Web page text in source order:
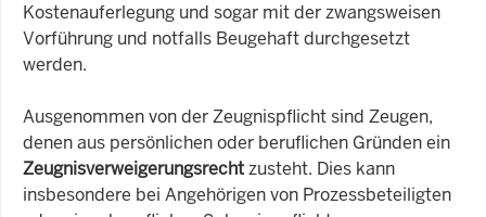
Kostenauferlegung und sogar mit der zwangsweisen
Vorführung und notfalls Beugehaft durchgesetzt
werden.
Ausgenommen von der Zeugnispflicht sind Zeugen,
denen aus persönlichen oder beruflichen Gründen ein
Zeugnisverweigerungsrechtzusteht. Dies kann
insbesondere bei Angehörigen von Prozessbeteiligten